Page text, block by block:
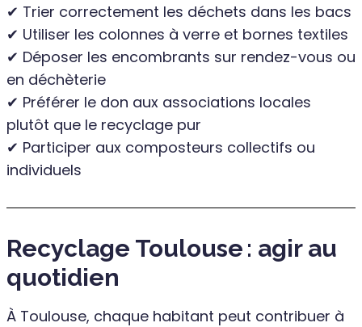
✔ Trier correctement les déchets dans les bacs
✔ Utiliser les colonnes à verre et bornes textiles
✔ Déposer les encombrants sur rendez-vous ou
en déchèterie
✔ Préférer le don aux associations locales
plutôt que le recyclage pur
✔ Participer aux composteurs collectifs ou
individuels
Recyclage Toulouse : agir au
quotidien
À Toulouse, chaque habitant peut contribuer à